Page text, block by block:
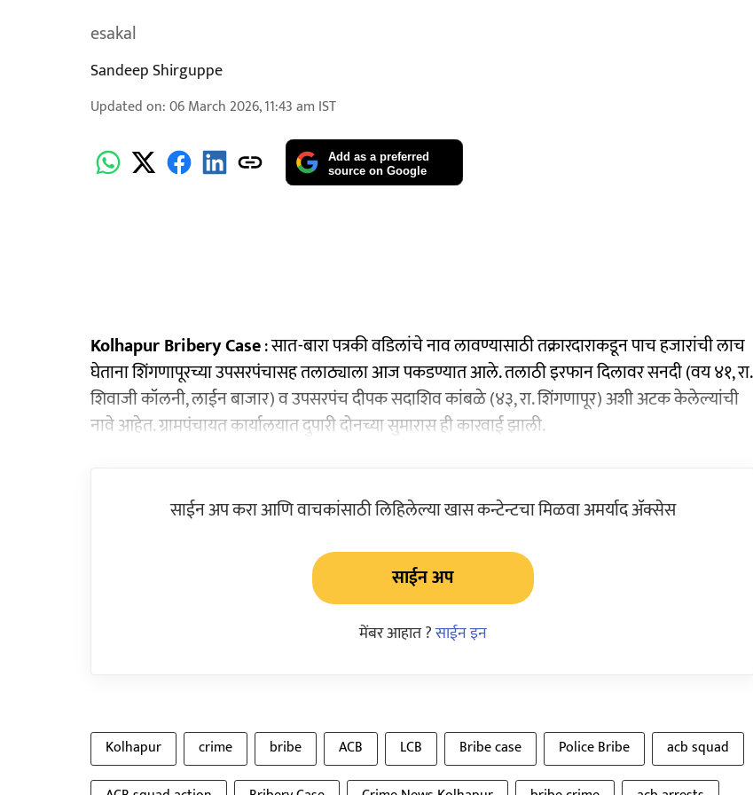
esakal
Sandeep Shirguppe
Updated on:06 March 2026, 11:43 am IST
Add as a preferred
source on Google
Kolhapur Bribery Case: सात-बारा पत्रकी वडिलांचे नाव लावण्यासाठी तक्रारदाराकडून पाच हजारांची लाच
घेताना शिंगणापूरच्या उपसरपंचासह तलाठ्याला आज पकडण्यात आले. तलाठी इरफान दिलावर सनदी (वय ४१, रा.
शिवाजी कॉलनी, लाईन बाजार) व उपसरपंच दीपक सदाशिव कांबळे (४३, रा. शिंगणापूर) अशी अटक केलेल्यांची
नावे आहेत. ग्रामपंचायत कार्यालयात दुपारी दोनच्या सुमारास ही कारवाई झाली.
साईन अप करा आणि वाचकांसाठी लिहिलेल्या खास कन्टेन्टचा मिळवा अमर्याद ॲक्सेस
साईन अप
मेंबर आहात ?साईन इन
Kolhapur crime bribe ACB LCB Bribe case Police Bribe
acb squad